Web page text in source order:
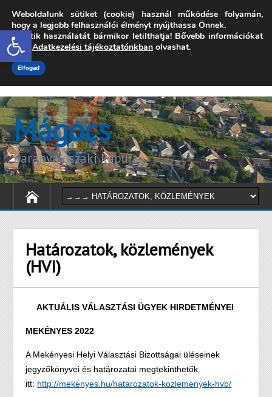
Open toolbar
7342 Mágocs, Szabadság utca 39.
onkormanyzat@magocs.hu +36 (72) 451 110
Elérhetőségek
Mágocs
Baranya északi kapuja
Határozatok, közlemények
(HVI)
AKTUÁLIS VÁLASZTÁSI ÜGYEK HIRDETMÉNYEI
MEKÉNYES 2022
A Mekényesi Helyi Választási Bizottságai üléseinek
jegyzőkönyvei és határozatai megtekinthetők
itt: http://mekenyes.hu/hatarozatok-kozlemenyek-hvb/
Weboldalunk sütiket (cookie) használ működése folyamán,
hogy a legjobb felhasználói élményt nyújthassa Önnek.
A sütik használatát bármikor letilthatja! Bővebb információkat
erről Adatkezelési tájékoztatónkban olvashat.
Elfogad